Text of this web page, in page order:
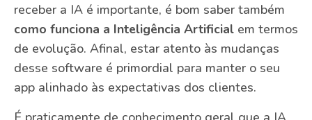
receber a IA é importante, é bom saber também
como funciona a Inteligência Artificial em termos
de evolução. Afinal, estar atento às mudanças
desse software é primordial para manter o seu
app alinhado às expectativas dos clientes.